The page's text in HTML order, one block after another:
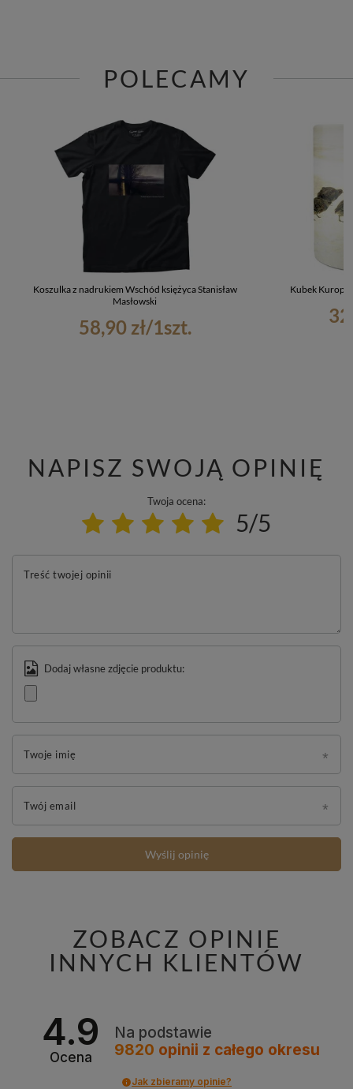
POLECAMY
Koszulka z nadrukiem Wschód księżyca Stanisław
Masłowski
58,90 zł/1szt.
Kubek
NAPISZ SWOJĄ OPINIĘ
Twoja ocena:
5/5
Treść twojej opinii
Dodaj własne zdjęcie produktu:
Twoje imię
Twój email
Wyślij opinię
ZOBACZ OPINIE
INNYCH KLIENTÓW
4.9
Ocena
Na podstawie
9820 opinii z całego okresu
Jak zbieramy opinie?